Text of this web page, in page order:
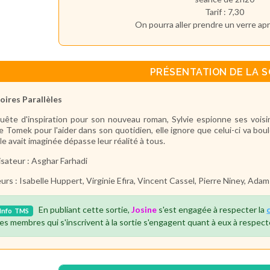
Tarif : 7,30
On pourra aller prendre un verre
PRÉSENTATION DE LA
Parallèles
d'inspiration pour son nouveau roman, Sylvie espionne ses
Tomek pour l'aider dans son quotidien, elle ignore que celui-ci va
avait imaginée dépasse leur réalité à tous.
: Asghar Farhadi
: Isabelle Huppert, Virginie Efira, Vincent Cassel, Pierre Niney, Adam
Info TMS En publiant cette sortie,Josine s'est engagée à respecter la
membres qui s'inscrivent à la sortie s'engagent quant à eux à